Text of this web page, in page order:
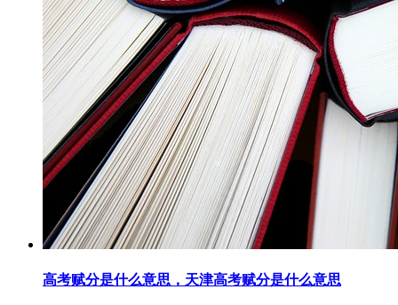
高考赋分是什么意思，天津高考赋分是什么意思